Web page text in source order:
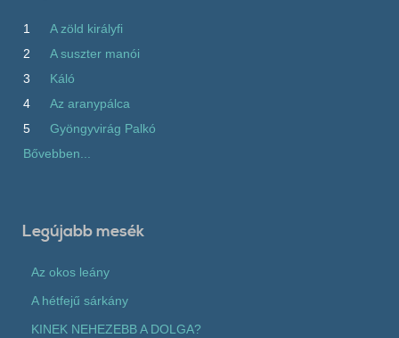
1
A zöld királyfi
2
A suszter manói
3
Káló
4
Az aranypálca
5
Gyöngyvirág Palkó
Bővebben...
Legújabb mesék
Az okos leány
A hétfejű sárkány
KINEK NEHEZEBB A DOLGA?